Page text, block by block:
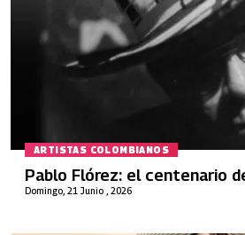
ARTISTAS COLOMBIANOS
Domingo, 21 Junio , 2026
Pablo Flórez: el centenario